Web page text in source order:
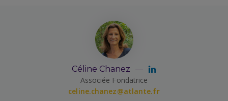
Céline Chanez
Associée Fondatrice
celine.chanez@atlante.fr